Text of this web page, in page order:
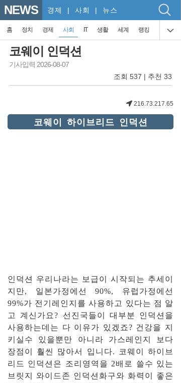
NEWS 경제 | 사회 | 뉴스
홈 정치 경제 사회 IT 생활 세계 랭킹
코웨이 인덕션
기사입력 2026-08-07
조회 537 | 추천 33
216.73.217.65
코웨이 하이브리드 인덕션
인덕션 우리나라는 보급이 시작되는 추세이
지만, 일본가정에선 90%, 유럽가정에선
99%가 전기레인지를 사용하고 있다는 점 알
고 계신가요? 선진국들이 대부분 인덕션을
사용하는데는 다 이유가 있겠죠? 건강을 지
키실수 있을뿐만 아니라 가스레인지 보다
장점이 훨씬 많아서 입니다. 코웨이 하이브
리드 인덕션은 조리영역을 2배로 쓸수 있는
브릿지 와이드존 인덕션화구와 화력이 좋은